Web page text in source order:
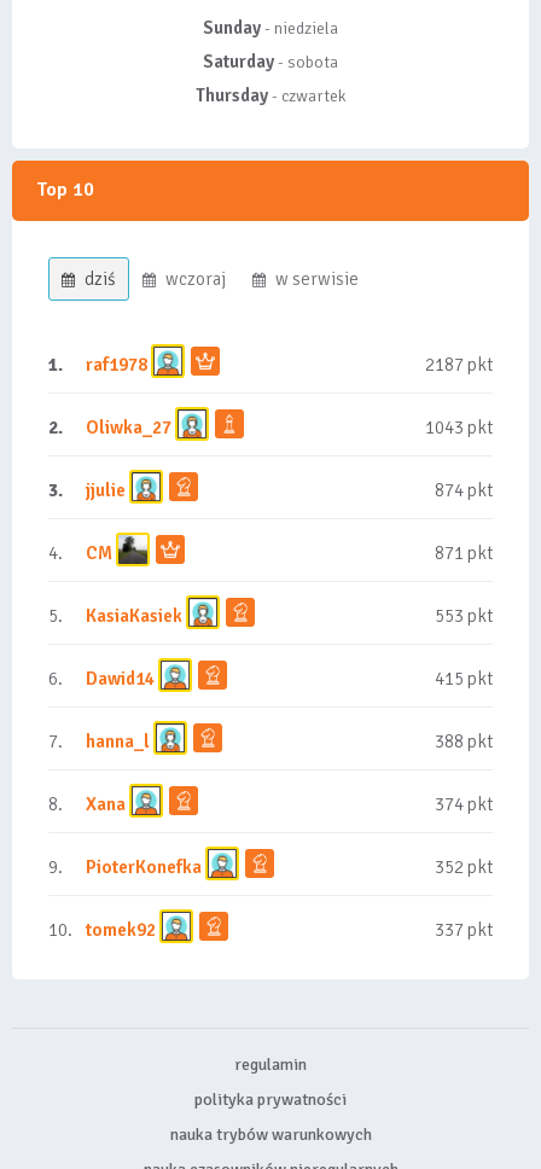
Sunday- niedziela
Saturday- sobota
Thursday- czwartek
Top 10
dziś wczoraj w serwisie
1. raf1978 2187 pkt
2. Oliwka_27 1043 pkt
3. jjulie 874 pkt
4. CM 871 pkt
5. KasiaKasiek 553 pkt
6. Dawid14 415 pkt
7. hanna_l 388 pkt
8. Xana 374 pkt
9. PioterKonefka 352 pkt
10. tomek92 337 pkt
regulamin
polityka prywatności
nauka trybów warunkowych